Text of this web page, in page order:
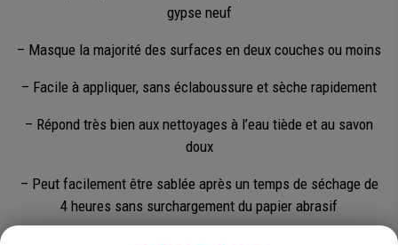
gypse neuf
– Masque la majorité des surfaces en deux couches ou moins
– Facile à appliquer, sans éclaboussure et sèche rapidement
– Répond très bien aux nettoyages à l’eau tiède et au savon
doux
– Peut facilement être sablée après un temps de séchage de
4 heures sans surchargement du papier abrasif